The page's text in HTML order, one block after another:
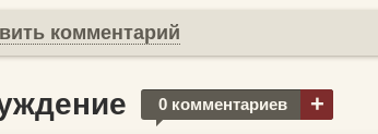
комментарий
0 комментариев +